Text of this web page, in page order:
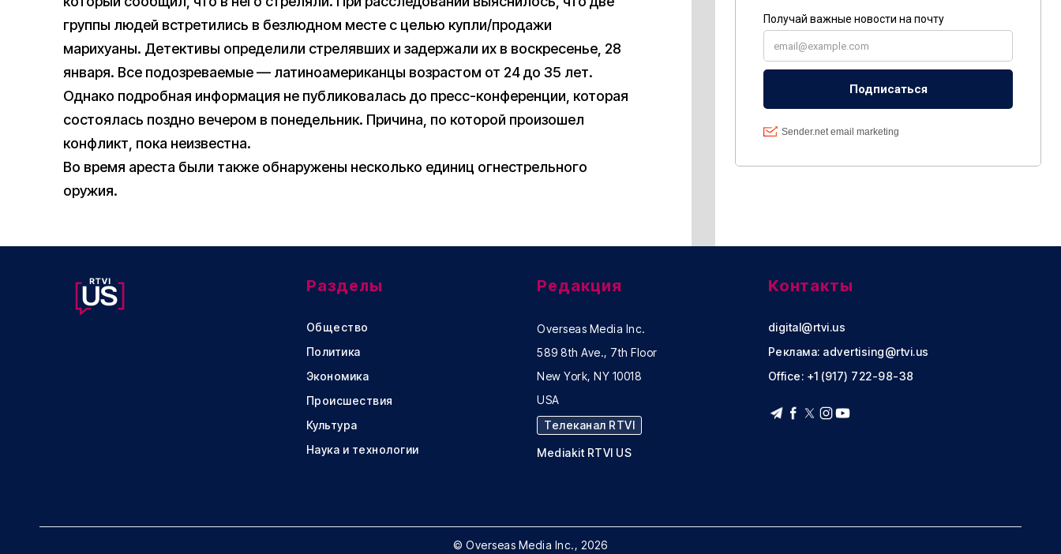
группы людей встретились в безлюдном месте с целью купли/продажи
марихуаны. Детективы определили стрелявших и задержали их в воскресенье, 28
января. Все подозреваемые — латиноамериканцы возрастом от 24 до 35 лет.
Однако подробная информация не публиковалась до пресс-конференции, которая
состоялась поздно вечером в понедельник. Причина, по которой произошел
конфликт, пока неизвестна.
Во время ареста были также обнаружены несколько единиц огнестрельного
оружия.
Разделы
Общество
Политика
Экономика
Происшествия
Культура
Наука и технологии
Редакция
Overseas Media Inc.
589 8th Ave., 7th Floor
New York, NY 10018
USA
Телеканал RTVI
Mediakit RTVI US
Контакты
digital@rtvi.us
Реклама: advertising@rtvi.us
Office: +1 (917) 722-98-38
© Overseas Media Inc., 2026